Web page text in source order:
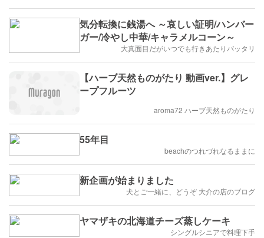
気分転換に銭湯へ ～哀しい証明/ハンバー
ガー/冷やし中華/キャラメルコーン～
大真面目だがいつでも行きあたりバッタリ
【ハーブ天然ものがたり 動画ver.】グレ
ープフルーツ
aroma72 ハーブ天然ものがたり
55年目
beachのつれづれなるままに
新企画が始まりました
犬とご一緒に、どうぞ 大介の店のブログ
ヤマザキの北海道チーズ蒸しケーキ
シングルシニアで料理下手